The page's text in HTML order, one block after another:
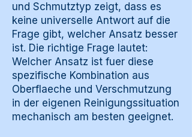
und Schmutztyp zeigt, dass es
keine universelle Antwort auf die
Frage gibt, welcher Ansatz besser
ist. Die richtige Frage lautet:
Welcher Ansatz ist fuer diese
spezifische Kombination aus
Oberflaeche und Verschmutzung
in der eigenen Reinigungssituation
mechanisch am besten geeignet.